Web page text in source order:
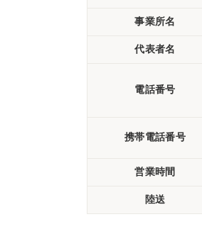
事業所名
代表者名
電話番号
携帯電話番号
営業時間
陸送